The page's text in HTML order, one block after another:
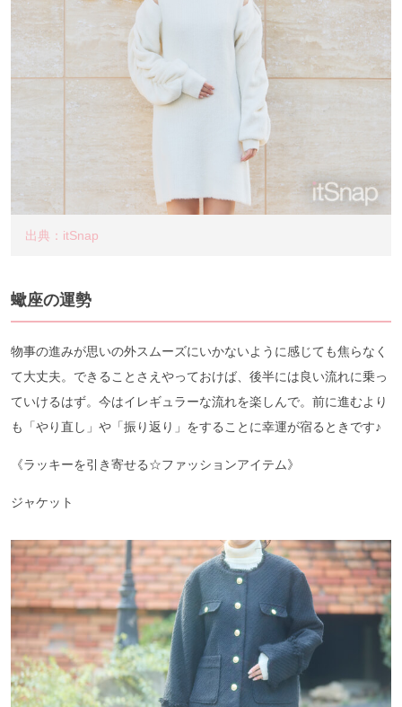
出典：itSnap
蠍座の運勢
物事の進みが思いの外スムーズにいかないように感じても焦らなく
て大丈夫。できることさえやっておけば、後半には良い流れに乗っ
ていけるはず。今はイレギュラーな流れを楽しんで。前に進むより
も「やり直し」や「振り返り」をすることに幸運が宿るときです♪
《ラッキーを引き寄せる☆ファッションアイテム》
ジャケット